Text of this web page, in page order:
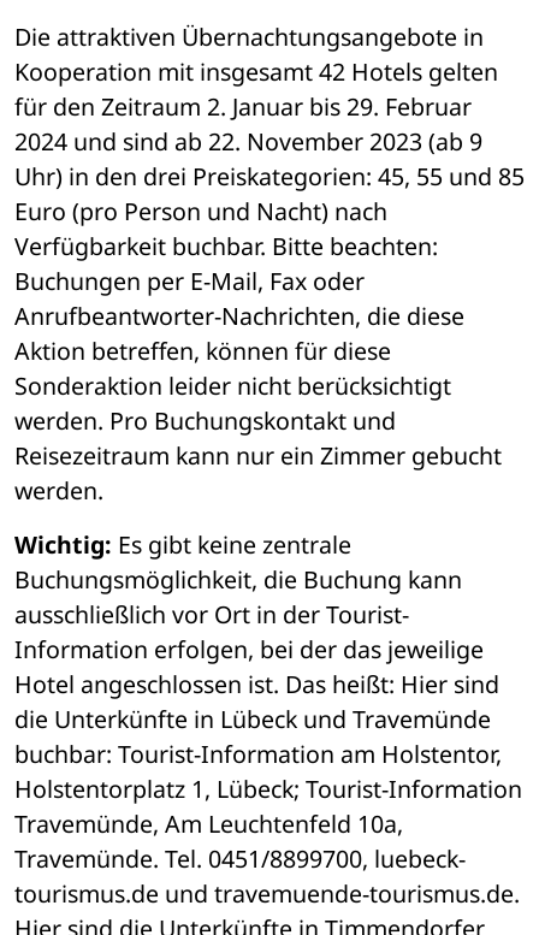
Die attraktiven Übernachtungsangebote in
Kooperation mit insgesamt 42 Hotels gelten
für den Zeitraum 2. Januar bis 29. Februar
2024 und sind ab 22. November 2023 (ab 9
Uhr) in den drei Preiskategorien: 45, 55 und 85
Euro (pro Person und Nacht) nach
Verfügbarkeit buchbar. Bitte beachten:
Buchungen per E-Mail, Fax oder
Anrufbeantworter-Nachrichten, die diese
Aktion betreffen, können für diese
Sonderaktion leider nicht berücksichtigt
werden. Pro Buchungskontakt und
Reisezeitraum kann nur ein Zimmer gebucht
werden.
Wichtig: Es gibt keine zentrale
Buchungsmöglichkeit, die Buchung kann
ausschließlich vor Ort in der Tourist-
Information erfolgen, bei der das jeweilige
Hotel angeschlossen ist. Das heißt: Hier sind
die Unterkünfte in Lübeck und Travemünde
buchbar: Tourist-Information am Holstentor,
Holstentorplatz 1, Lübeck; Tourist-Information
Travemünde, Am Leuchtenfeld 10a,
Travemünde. Tel. 0451/8899700, luebeck-
tourismus.de und travemuende-tourismus.de.
Hier sind die Unterkünfte in Timmendorfer